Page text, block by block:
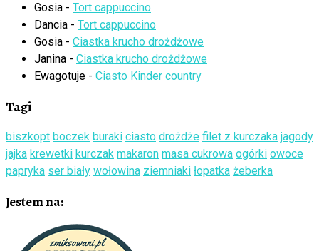
Gosia - Tort cappuccino
Dancia - Tort cappuccino
Gosia - Ciastka krucho drożdżowe
Janina - Ciastka krucho drożdżowe
Ewagotuje - Ciasto Kinder country
Tagi
biszkopt boczek buraki ciasto drożdże filet z kurczaka jagody
jajka krewetki kurczak makaron masa cukrowa ogórki owoce
papryka ser biały wołowina ziemniaki łopatka żeberka
Jestem na: